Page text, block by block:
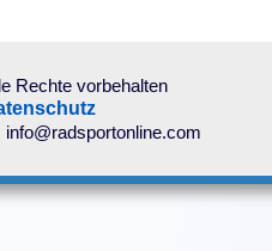
Rechte vorbehalten